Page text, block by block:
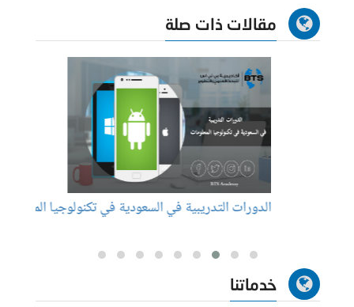
مقالات ذات صلة
الدورات التدريبية في السعودية في تكنولوجيا المعلومات
خدماتنا